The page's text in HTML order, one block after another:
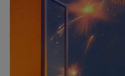
METTRE
PAUSE
POUR
RÉACTIVER
LE
SON